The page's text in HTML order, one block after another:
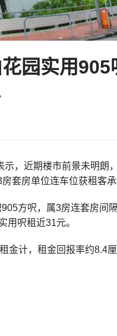
园实用
，近期楼市前景未明朗
套房单位连车位获租客承
方呎，属3房连套房间
用呎租近31元。
金计，租金回报率约8.4厘